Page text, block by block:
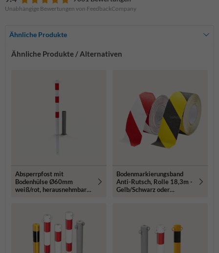
Unabhängige Bewertungen von FeedbackCompany
Ähnliche Produkte
Ähnliche Produkte / Alternativen
Absperrpfost mit
Bodenhülse Ø60mm
weiß/rot, herausnehmbar
Bodenmarkierungsband
Anti-Rutsch, Rolle 18,3m -
Gelb/Schwarz oder